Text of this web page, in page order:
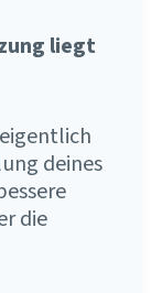
liegt
deines
die